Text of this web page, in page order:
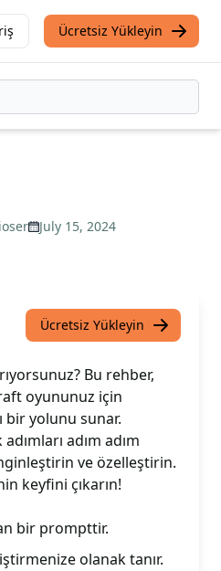
Ücretsiz Yükleyin
July 15, 2024
Ücretsiz Yükleyin
Bu rehber,
oyununuz için
bir yolunu sunar.
adım adım
ve özelleştirin.
keyfini çıkarın!
bir prompttir.
olanak tanır.